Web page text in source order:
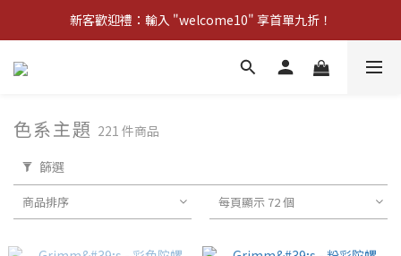
新客歡迎禮：輸入 "welcome10" 享首單九折！
新客歡迎禮：輸入 "welcome10" 享首單九折！
Pom d'Api 畢業特典 · 全品項買一送一
色系主題 221 件商品
篩選
商品排序 每頁顯示 72 個